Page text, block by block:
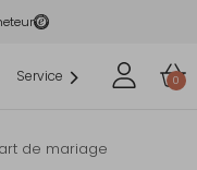
Service 0
de mariage